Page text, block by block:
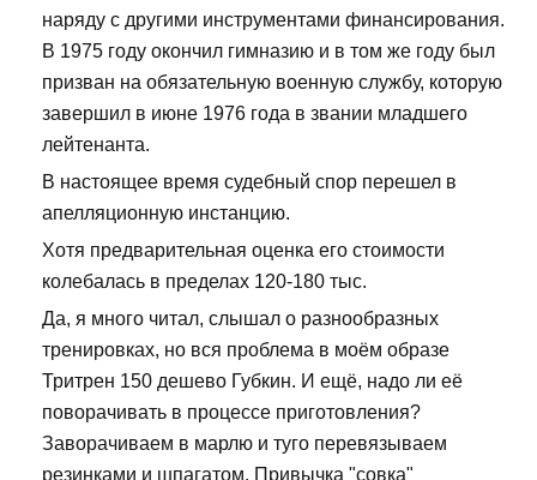
наряду с другими инструментами финансирования.
В 1975 году окончил гимназию и в том же году был
призван на обязательную военную службу, которую
завершил в июне 1976 года в звании младшего
лейтенанта.
В настоящее время судебный спор перешел в
апелляционную инстанцию.
Хотя предварительная оценка его стоимости
колебалась в пределах 120-180 тыс.
Да, я много читал, слышал о разнообразных
тренировках, но вся проблема в моём образе
Тритрен 150 дешево Губкин. И ещё, надо ли её
поворачивать в процессе приготовления?
Заворачиваем в марлю и туго перевязываем
резинками и шпагатом. Привычка "совка"